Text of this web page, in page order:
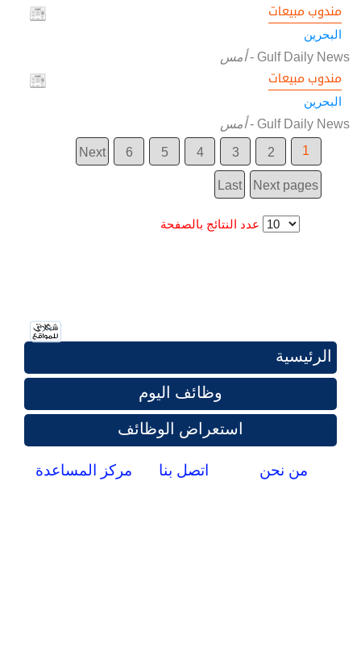
مندوب مبيعات
البحرين
Gulf Daily News
-أمس
مندوب مبيعات
البحرين
Gulf Daily News
-أمس
1
2
3
4
5
6
Next
Next pages
Last
عدد النتائج بالصفحة
الرئيسية
وظائف اليوم
استعراض الوظائف
من نحن اتصل بنا مركز المساعدة